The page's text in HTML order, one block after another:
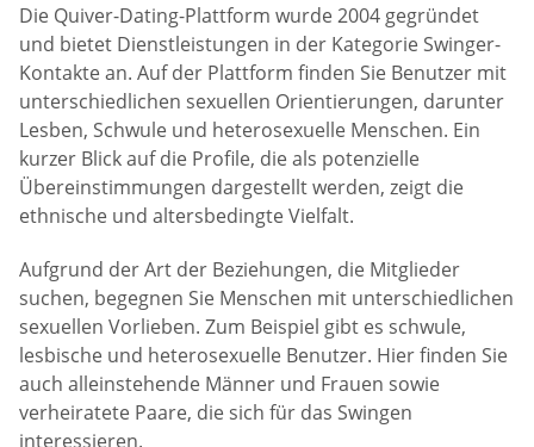
Die Quiver-Dating-Plattform wurde 2004 gegründet
und bietet Dienstleistungen in der Kategorie Swinger-
Kontakte an. Auf der Plattform finden Sie Benutzer mit
unterschiedlichen sexuellen Orientierungen, darunter
Lesben, Schwule und heterosexuelle Menschen. Ein
kurzer Blick auf die Profile, die als potenzielle
Übereinstimmungen dargestellt werden, zeigt die
ethnische und altersbedingte Vielfalt.
Aufgrund der Art der Beziehungen, die Mitglieder
suchen, begegnen Sie Menschen mit unterschiedlichen
sexuellen Vorlieben. Zum Beispiel gibt es schwule,
lesbische und heterosexuelle Benutzer. Hier finden Sie
auch alleinstehende Männer und Frauen sowie
verheiratete Paare, die sich für das Swingen
interessieren.